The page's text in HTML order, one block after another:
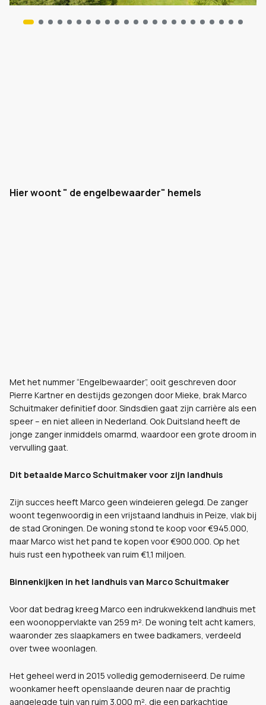
Hier woont " de engelbewaarder" hemels
Met het nummer “Engelbewaarder”, ooit geschreven door
Pierre Kartner en destijds gezongen door Mieke, brak Marco
Schuitmaker definitief door. Sindsdien gaat zijn carrière als een
speer – en niet alleen in Nederland. Ook Duitsland heeft de
jonge zanger inmiddels omarmd, waardoor een grote droom in
vervulling gaat.
Dit betaalde Marco Schuitmaker voor zijn landhuis
Zijn succes heeft Marco geen windeieren gelegd. De zanger
woont tegenwoordig in een vrijstaand landhuis in Peize, vlak bij
de stad Groningen. De woning stond te koop voor €945.000,
maar Marco wist het pand te kopen voor €900.000. Op het
huis rust een hypotheek van ruim €1,1 miljoen.
Binnenkijken in het landhuis van Marco Schuitmaker
Voor dat bedrag kreeg Marco een indrukwekkend landhuis met
een woonoppervlakte van 259 m². De woning telt acht kamers,
waaronder zes slaapkamers en twee badkamers, verdeeld
over twee woonlagen.
Het geheel werd in 2015 volledig gemoderniseerd. De ruime
woonkamer heeft openslaande deuren naar de prachtig
aangelegde tuin van ruim 3.000 m², die een parkachtige